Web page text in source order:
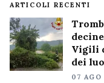
ARTICOLI RECENTI
Vigili
dei
07 AGO